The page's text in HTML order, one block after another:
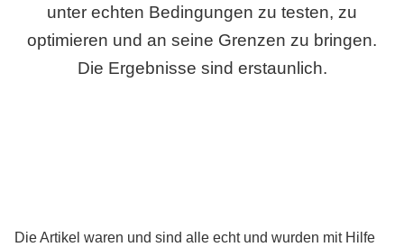
unter echten Bedingungen zu testen, zu
optimieren und an seine Grenzen zu bringen.
Die Ergebnisse sind erstaunlich.
Die Artikel waren und sind alle echt und wurden mit Hilfe